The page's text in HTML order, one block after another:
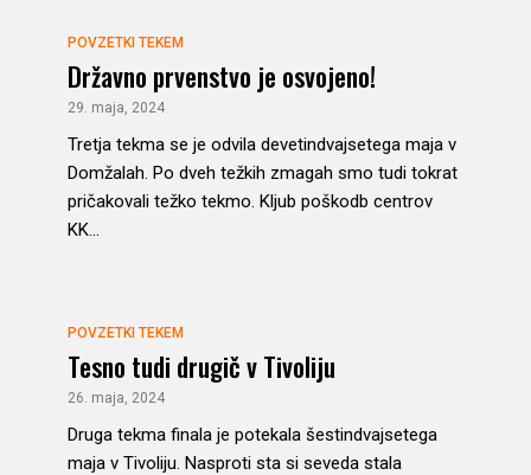
POVZETKI TEKEM
Državno prvenstvo je osvojeno!
29. maja, 2024
Tretja tekma se je odvila devetindvajsetega maja v
Domžalah. Po dveh težkih zmagah smo tudi tokrat
pričakovali težko tekmo. Kljub poškodb centrov
KK...
POVZETKI TEKEM
Tesno tudi drugič v Tivoliju
26. maja, 2024
Druga tekma finala je potekala šestindvajsetega
maja v Tivoliju. Nasproti sta si seveda stala